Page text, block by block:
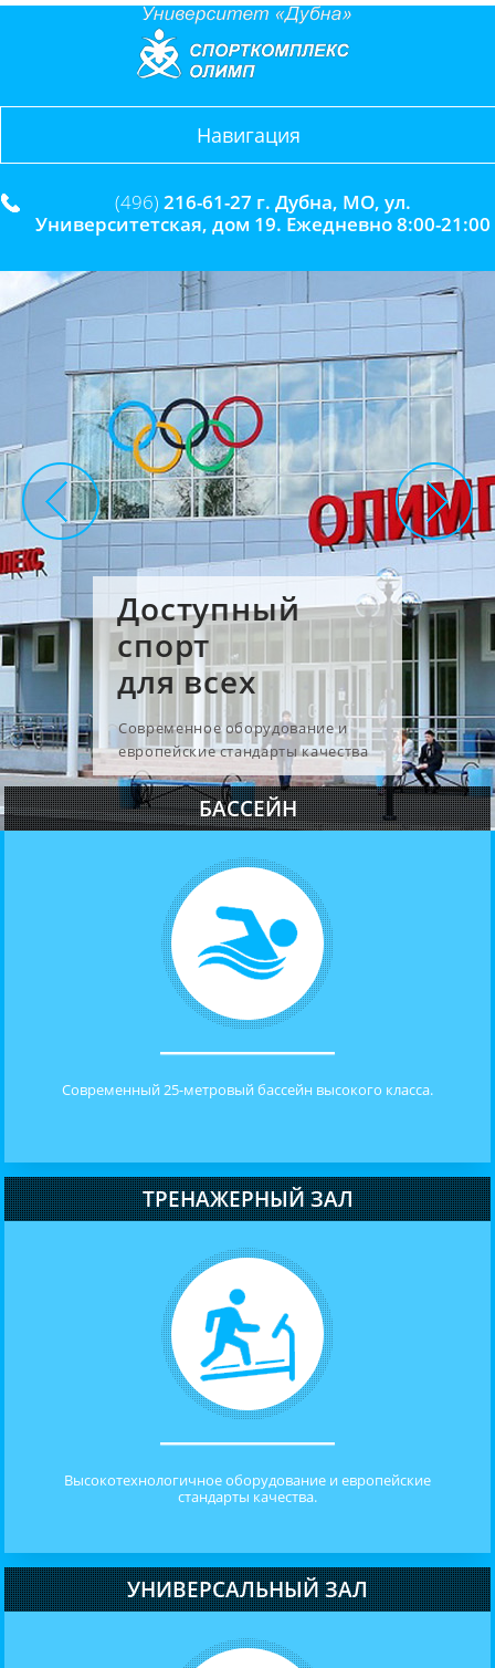
Навигация
(496) 216-61-27 г. Дубна, МО, ул.
Университетская, дом 19. Ежедневно 8:00-21:00
Доступный
спорт
для всех
Современное оборудование и
европейские стандарты качества
БАССЕЙН
Современный 25-метровый бассейн высокого класса.
ТРЕНАЖЕРНЫЙ ЗАЛ
Высокотехнологичное оборудование и европейские
стандарты качества.
УНИВЕРСАЛЬНЫЙ ЗАЛ